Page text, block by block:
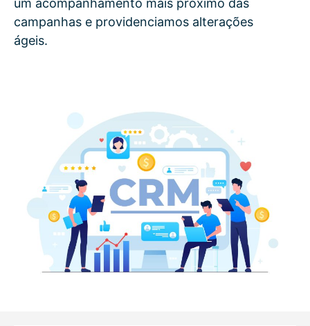
um acompanhamento mais próximo das
campanhas e providenciamos alterações
ágeis.